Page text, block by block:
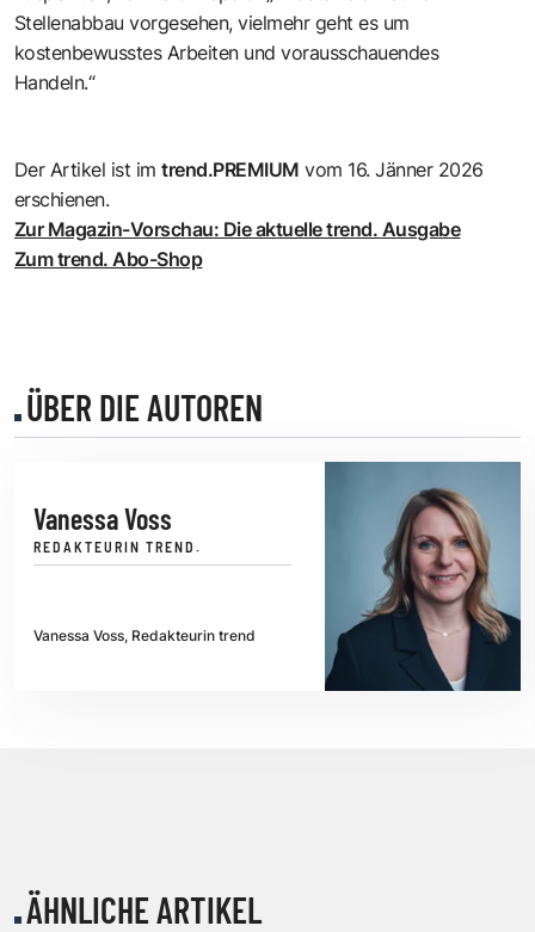
Stellenabbau vorgesehen, vielmehr geht es um
kostenbewusstes Arbeiten und vorausschauendes
Handeln.“
Der Artikel ist imtrend.PREMIUM vom 16. Jänner 2026
erschienen.
Zur Magazin-Vorschau: Die aktuelle trend. Ausgabe
Zum trend. Abo-Shop
ÜBER DIE AUTOREN
Vanessa Voss
REDAKTEURIN TREND.
Vanessa Voss, Redakteurin trend
ÄHNLICHE ARTIKEL